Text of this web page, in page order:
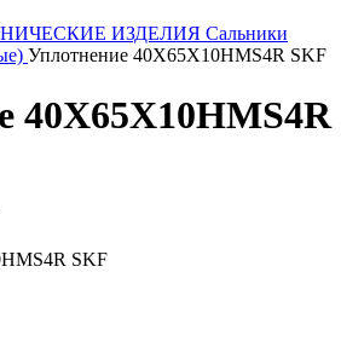
ИЗДЕЛИЯ Сальники
Уплотнение 40X65X10HMS4R SKF
40X65X10HMS4R
SKF